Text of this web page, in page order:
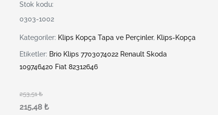
Stok kodu:
0303-1002
Kategoriler: Klips Kopça Tapa ve Perçinler, Klips-Kopça
Etiketler: Brio Klips 7703074022 Renault Skoda
109746420 Fiat 82312646
253,51₺
215,48 ₺